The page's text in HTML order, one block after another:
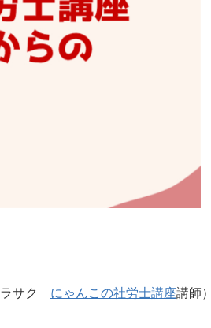
ラサク にゃんこの社労士講座講師）